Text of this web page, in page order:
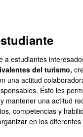
a estudiantes
del turismo,
una actitud
Ésto les
mantener una actitud
competencias y
en los